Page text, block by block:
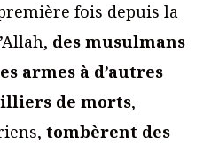
fois depuis la
des musulmans
armes à d’autres
de morts,
tombèrent des